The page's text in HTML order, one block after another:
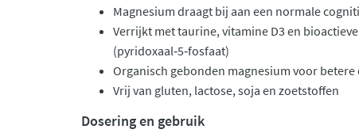
Magnesium draagt bij aan een normale
Verrijkt met taurine, vitamine D3 en
(pyridoxaal‑5‑fosfaat)
Organisch gebonden magnesium voor betere
Vrij van gluten, lactose, soja en zoetstoffen
Dosering en gebruik